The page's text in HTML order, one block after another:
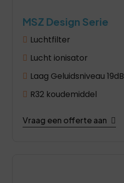
MSZ Design Serie
Luchtfilter
Lucht ionisator
Laag Geluidsniveau 19dB
R32 koudemiddel
Vraag een offerte aan